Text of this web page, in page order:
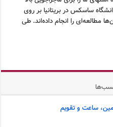
ساسکس در بریتانیا بر روی
مطالعه‌ای را انجام داده‌اند. طی
ساعت و تقویم